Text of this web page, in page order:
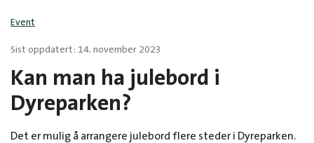
Event
Sist oppdatert: 14. november 2023
Kan man ha julebord i
Dyreparken?
Det er mulig å arrangere julebord flere steder i Dyreparken.